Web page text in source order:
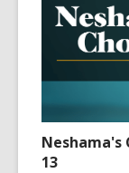
Neshama's
13